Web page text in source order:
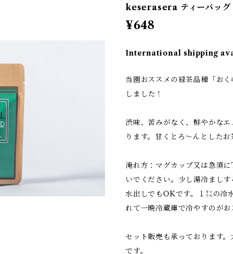
keserasera ティーバッグ
¥648
International shipping
当園おススメの緑茶品種「お
しました！
渋味、苦みがなく、鮮やかな
ります。甘くとろ～んとしたお
淹れ方：マグカップ又は急須
いでください。少し湯冷ましす
水出しでもOKです。１㍑の冷
れて一晩冷蔵庫で冷やすのがお
セット販売も承っております
です。